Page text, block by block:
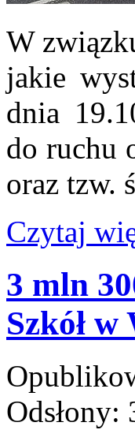
W
jakie
dnia
do ruchu
oraz tzw.
Czytaj
3 mln
Szkół
Odsłony: